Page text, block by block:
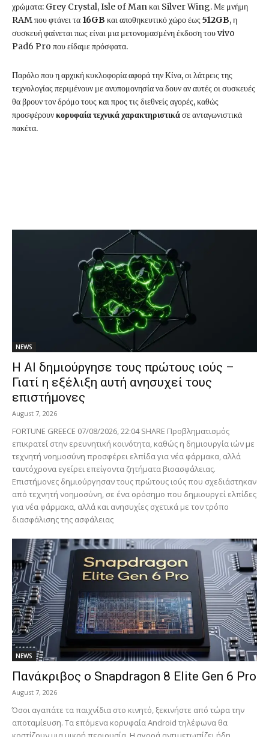
χρώματα: Grey Crystal, Isle of Man και Silver Wing. Με μνήμη
RAM που φτάνει τα 16GB και αποθηκευτικό χώρο έως 512GB, η
συσκευή φαίνεται πως είναι μια μετονομασμένη έκδοση του vivo
Pad6 Pro που είδαμε πρόσφατα.
Παρόλο που η αρχική κυκλοφορία αφορά την Κίνα, οι λάτρεις της
τεχνολογίας περιμένουν με ανυπομονησία να δουν αν αυτές οι συσκευές
θα βρουν τον δρόμο τους και προς τις διεθνείς αγορές, καθώς
προσφέρουνκορυφαία τεχνικά χαρακτηριστικάσε ανταγωνιστικά
πακέτα.
NEWS
Η AI δημιούργησε τους πρώτους ιούς –
Γιατί η εξέλιξη αυτή ανησυχεί τους
επιστήμονες
August 7, 2026
FORTUNE GREECE 07/08/2026, 22:04 SHARE Προβληματισμός
επικρατεί στην ερευνητική κοινότητα, καθώς η δημιουργία ιών με
τεχνητή νοημοσύνη προσφέρει ελπίδα για νέα φάρμακα, αλλά
ταυτόχρονα εγείρει επείγοντα ζητήματα βιοασφάλειας.
Επιστήμονες δημιούργησαν τους πρώτους ιούς που σχεδιάστηκαν
από τεχνητή νοημοσύνη, σε ένα ορόσημο που δημιουργεί ελπίδες
για νέα φάρμακα, αλλά και ανησυχίες σχετικά με τον τρόπο
διασφάλισης της ασφάλειας
NEWS
Πανάκριβος ο Snapdragon 8 Elite Gen 6 Pro
August 7, 2026
Όσοι αγαπάτε τα παιχνίδια στο κινητό, ξεκινήστε από τώρα την
αποταμίευση. Τα επόμενα κορυφαία Android τηλέφωνα θα